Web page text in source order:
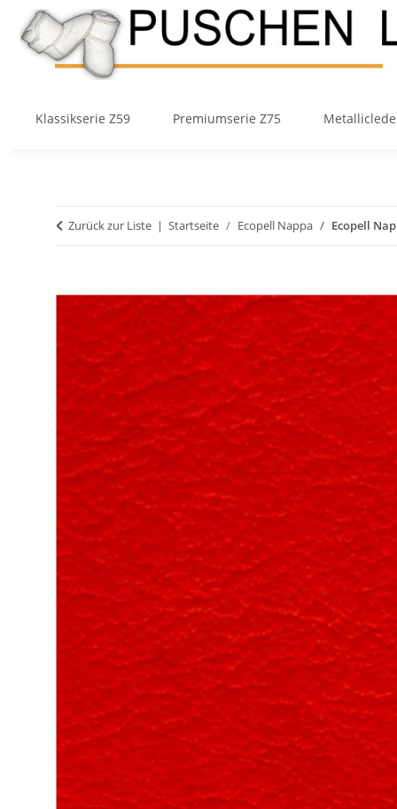
Klassikserie Z59 Premiumserie Z75
Zurück zur Liste Startseite Ecopell Nappa Ecopell